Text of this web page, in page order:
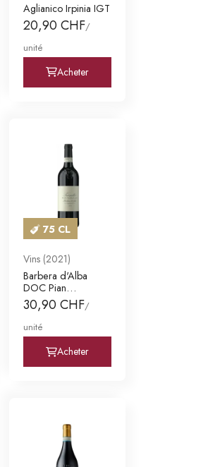
Aglianico Irpinia IGT
20,90 CHF/
unité
Acheter
75 CL
Vins (2021)
Barbera d'Alba
DOC Pian
Romualdo
30,90 CHF/
unité
Acheter